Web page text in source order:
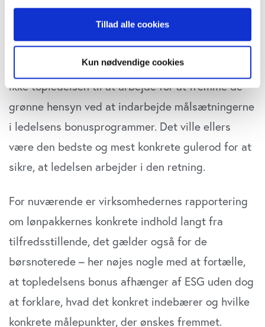
persondatapolitik. Du kan altid trække dit samtykke
tilbage eller ændre indstillinger fra vores
"Cookiedeklaration", eller ved at trykke på "Privacy
Hvis du tillader det, vil vi også gerne:
der kan være nøjagtig inden for få meter
Identificere din enhed baseret på en scanning af
dens unikke karakteristika (fingerprinting)
Dine valg anvendes på hele websitet.
annoncer, til at vise dig funktioner til sociale medier og til
din brug af vores website med vores partnere inden for
sociale medier, annonceringspartnere og
analysepartnere. Vores partnere kan kombinere disse
data med andre oplysninger, du har givet dem, eller som
de har indsamlet fra din brug af deres tjenester. Du
samtykker til vores cookies, hvis du fortsætter med at
Tillad alle cookies
Kun nødvendige cookies
unoterede virksomheder ikke handling bag de fine
Bestyrelserne motiverer – eller presser – nemlig
ikke topledelsen til at arbejde for at fremme de
grønne hensyn ved at indarbejde målsætningerne
i ledelsens bonusprogrammer. Det ville ellers
være den bedste og mest konkrete gulerod for at
sikre, at ledelsen arbejder i den retning.
For nuværende er virksomhedernes rapportering
om lønpakkernes konkrete indhold langt fra
tilfredsstillende, det gælder også for de
børsnoterede – her nøjes nogle med at fortælle,
at topledelsens bonus afhænger af ESG uden dog
at forklare, hvad det konkret indebærer og hvilke
konkrete målepunkter, der ønskes fremmet.